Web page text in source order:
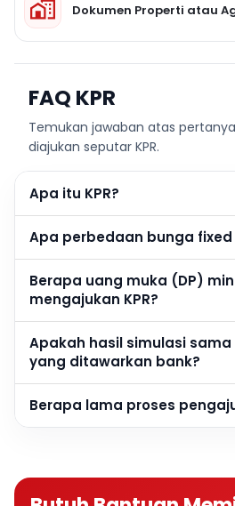
Dokumen Properti atau
FAQ KPR
Temukan jawaban atas
diajukan seputar KPR.
Apa itu KPR?
Apa perbedaan bunga
Berapa uang muka (DP)
mengajukan KPR?
Apakah hasil simulasi
yang ditawarkan bank?
Berapa lama proses